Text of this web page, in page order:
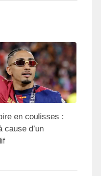
en coulisses :
cause d’un